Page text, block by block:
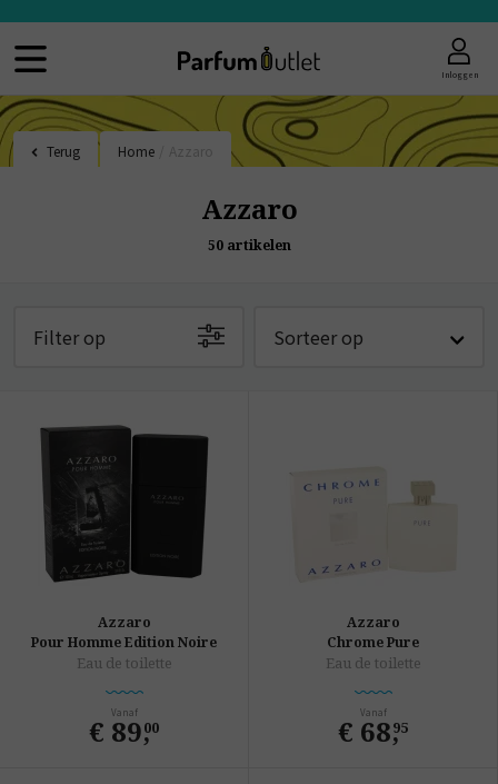
Inloggen
Terug Home
Azzaro
50 artikelen
Filter op Sorteer op
Azzaro
Pour Homme Edition Noire
Eau de toilette
Vanaf
€ 89,
00
Azzaro
Chrome Pure
Eau de toilette
Vanaf
€ 68,
95